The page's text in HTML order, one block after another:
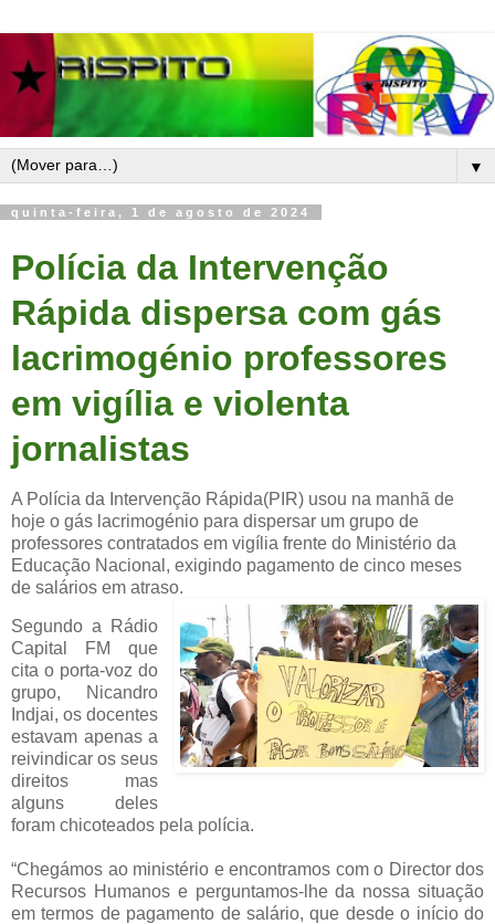
▼
quinta-feira, 1 de agosto de 2024
Polícia da Intervenção
Rápida dispersa com gás
lacrimogénio professores
em vigília e violenta
jornalistas
A Polícia da Intervenção Rápida(PIR) usou na manhã de
hoje o gás lacrimogénio para dispersar um grupo de
professores contratados em vigília frente do Ministério da
Educação Nacional, exigindo pagamento de cinco meses
de salários em atraso.
Segundo a Rádio
Capital FM que
cita o porta-voz do
grupo, Nicandro
Indjai, os docentes
estavam apenas a
reivindicar os seus
direitos mas
alguns deles
foram chicoteados pela polícia.
“Chegámos ao ministério e encontramos com o Director dos
Recursos Humanos e perguntamos-lhe da nossa situação
em termos de pagamento de salário, que desde o início do